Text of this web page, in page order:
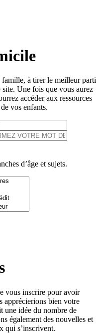
à tirer le meilleur parti
site. Une fois que vous aurez
accéder aux ressources
vos enfants.
d’âge et sujets.
vous inscrire pour avoir
apprécierions bien votre
une idée du nombre de
également des nouvelles et
qui s’inscrivent.